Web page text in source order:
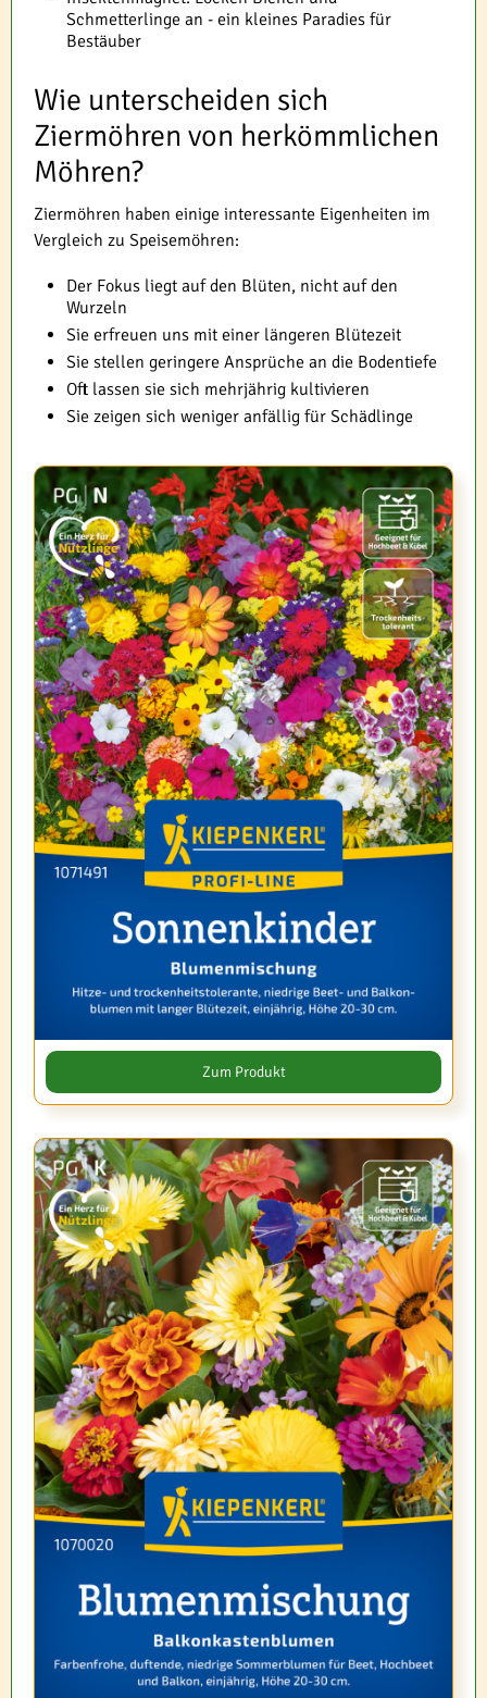
Schmetterlinge an - ein kleines Paradies für
Bestäuber
Wie unterscheiden sich
Ziermöhren von herkömmlichen
Möhren?
Ziermöhren haben einige interessante Eigenheiten im
Vergleich zu Speisemöhren:
Der Fokus liegt auf den Blüten, nicht auf den
Wurzeln
Sie erfreuen uns mit einer längeren Blütezeit
Sie stellen geringere Ansprüche an die Bodentiefe
Oft lassen sie sich mehrjährig kultivieren
Sie zeigen sich weniger anfällig für Schädlinge
Zum Produkt